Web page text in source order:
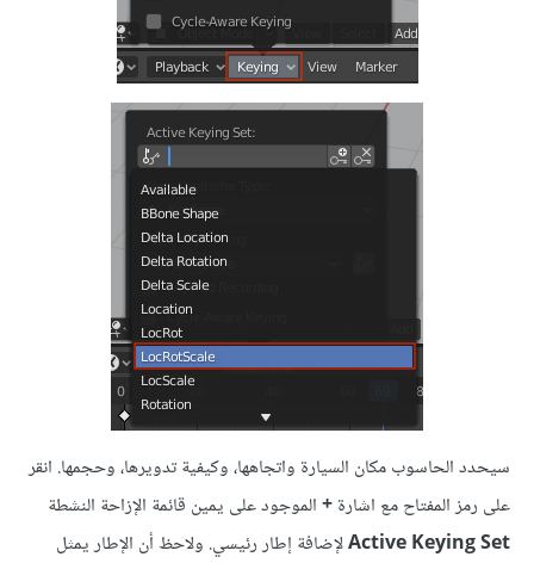
سيحدد الحاسوب مكان السيارة واتجاهها، وكيفية تدويرها، وحجمها. انقر
على رمز المفتاح مع اشارة+الموجود على يمين قائمة الإزاحة النشطة
Active Keying Setلإضافة إطار رئيسي. ولاحظ أن الإطار يمثل